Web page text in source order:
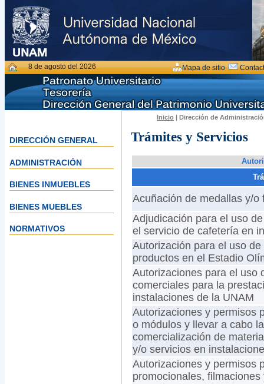
8 de agosto del 2026 Mapa de sitio
DIRECCIÓN GENERAL
ADMINISTRACIÓN
BIENES INMUEBLES
BIENES MUEBLES
NORMATIVOS
Inicio | Dirección de
Trámites y Servicios
Acuñación de medallas y/o
Adjudicación para el uso
el servicio de cafetería en
Autorización para el uso
productos en el Estadio
Autorizaciones para el uso
comerciales para la
instalaciones de la UNAM
Autorizaciones y permisos
o módulos y llevar a cabo
comercialización de
y/o servicios en
Autorizaciones y permisos
promocionales,